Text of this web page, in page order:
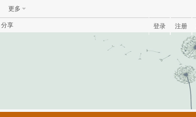
更多
注册
登录
分享